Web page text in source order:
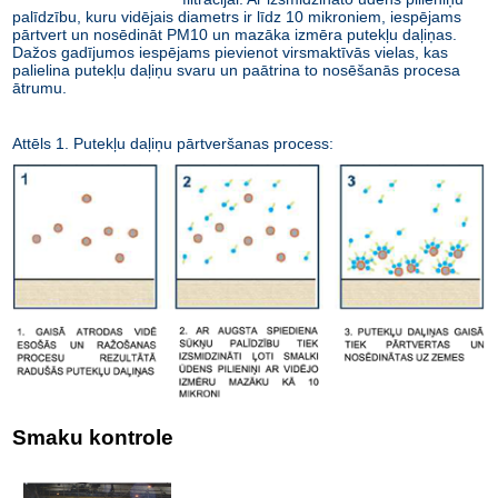
palīdzību, kuru vidējais diametrs ir līdz 10 mikroniem, iespējams
pārtvert un nosēdināt PM10 un mazāka izmēra putekļu daļiņas.
Dažos gadījumos iespējams pievienot virsmaktīvās vielas, kas
palielina putekļu daļiņu svaru un paātrina to nosēšanās procesa
ātrumu.
Attēls 1. Putekļu daļiņu pārtveršanas process:
Smaku kontrole